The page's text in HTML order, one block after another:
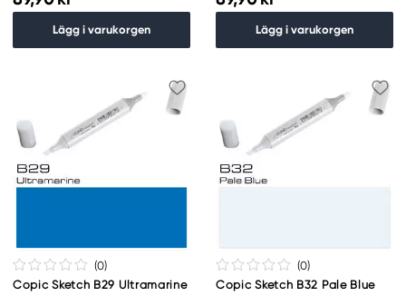
Lägg i varukorgen Lägg i varukorgen
(0)
Copic Sketch B29 Ultramarine
(0)
Copic Sketch B32 Pale Blue